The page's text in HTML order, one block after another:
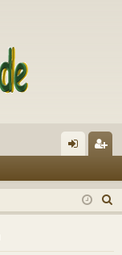
m
el
ist
rie
u